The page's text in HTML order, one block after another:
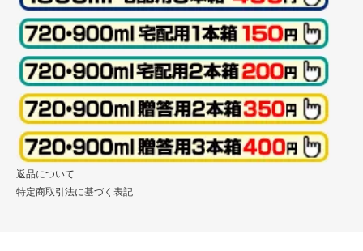
返品について
特定商取引法に基づく表記